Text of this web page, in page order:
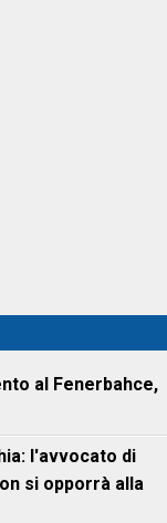
al Fenerbahce,
l'avvocato di
si opporrà alla